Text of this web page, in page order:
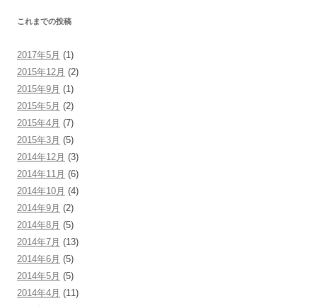
これまでの投稿
2017年5月 (1)
2015年12月 (2)
2015年9月 (1)
2015年5月 (2)
2015年4月 (7)
2015年3月 (5)
2014年12月 (3)
2014年11月 (6)
2014年10月 (4)
2014年9月 (2)
2014年8月 (5)
2014年7月 (13)
2014年6月 (5)
2014年5月 (5)
2014年4月 (11)